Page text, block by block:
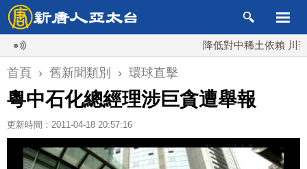
降低對中稀土依賴 川普宣
首頁 › 舊新聞類別 › 環球直擊
粵中石化總經理涉巨貪遭舉報
更新時間：2011-04-18 20:57:16